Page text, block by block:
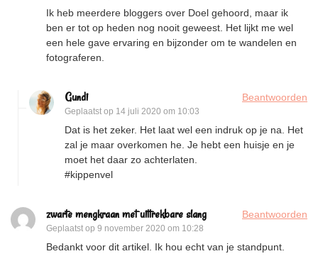
Ik heb meerdere bloggers over Doel gehoord, maar ik
ben er tot op heden nog nooit geweest. Het lijkt me wel
een hele gave ervaring en bijzonder om te wandelen en
fotograferen.
Gundi
Geplaatst op 14 juli 2020 om 10:03
Beantwoorden
Dat is het zeker. Het laat wel een indruk op je na. Het
zal je maar overkomen he. Je hebt een huisje en je
moet het daar zo achterlaten.
#kippenvel
zwarte mengkraan met uittrekbare slang
Geplaatst op 9 november 2020 om 10:28
Beantwoorden
Bedankt voor dit artikel. Ik hou echt van je standpunt.